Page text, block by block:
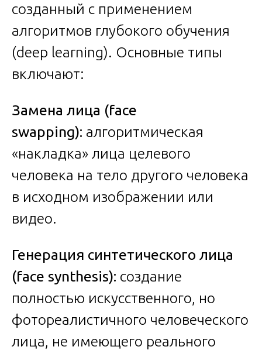
созданный с применением
алгоритмов глубокого обучения
(deep learning). Основные типы
включают:
Замена лица (face
swapping): алгоритмическая
«накладка» лица целевого
человека на тело другого человека
в исходном изображении или
видео.
Генерация синтетического лица
(face synthesis): создание
полностью искусственного, но
фотореалистичного человеческого
лица, не имеющего реального